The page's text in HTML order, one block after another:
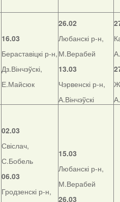
16.03
Бераставіцкі р-н,
Дз.Вінчэўскі,
Е.Майсюк
26.02
Любанскі р-н,
М.Верабей
13.03
Чэрвенскі р-н,
А.Вінчэўскі
02.03
Свіслач,
С.Бобель
06.03
Гродзенскі р-н,
15.03
Любанскі р-н,
М.Верабей
26.03